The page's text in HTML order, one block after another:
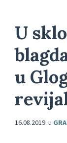
U
u
16.08.2019. u